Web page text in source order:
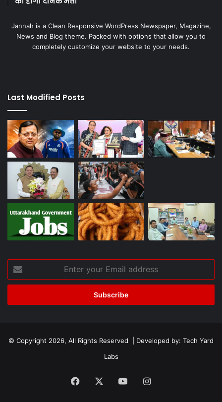
Jannah is a Clean Responsive WordPress Newspaper, Magazine,
News and Blog theme. Packed with options that allow you to
completely customize your website to your needs.
Last Modified Posts
your
Email
© Copyright 2026, All Rights Reserved | Developed by: Tech Yard
Labs
Facebook YouTubeInstagram